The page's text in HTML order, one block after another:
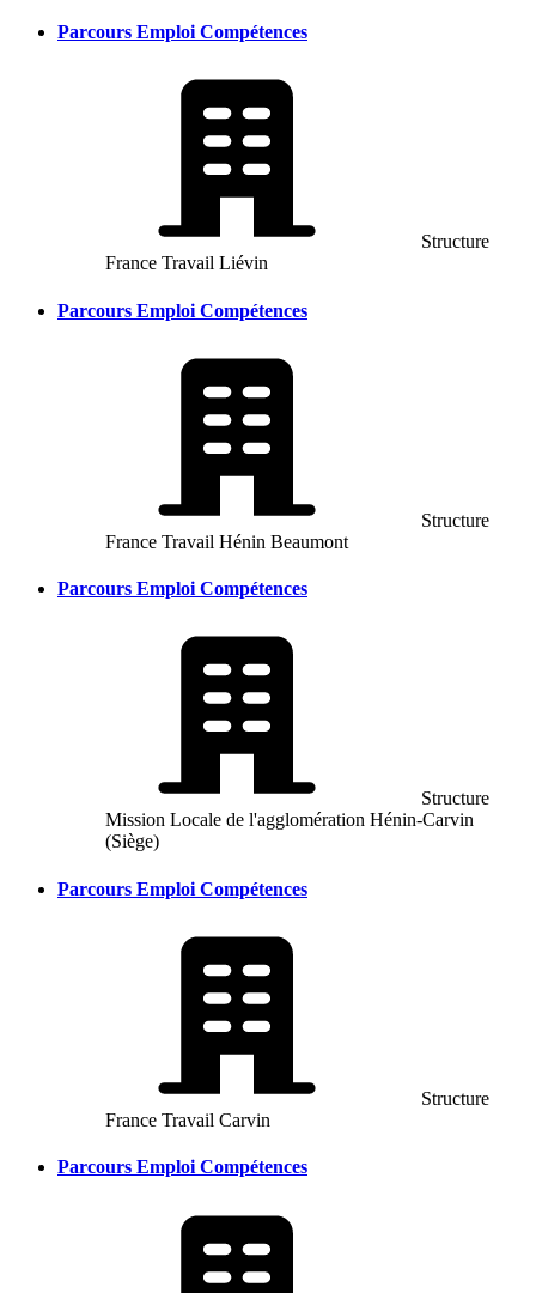
Parcours Emploi Compétences
Structure
France Travail Liévin
Parcours Emploi Compétences
Structure
France Travail Hénin Beaumont
Parcours Emploi Compétences
Structure
Mission Locale de l'agglomération Hénin-Carvin
(Siège)
Parcours Emploi Compétences
Structure
France Travail Carvin
Parcours Emploi Compétences